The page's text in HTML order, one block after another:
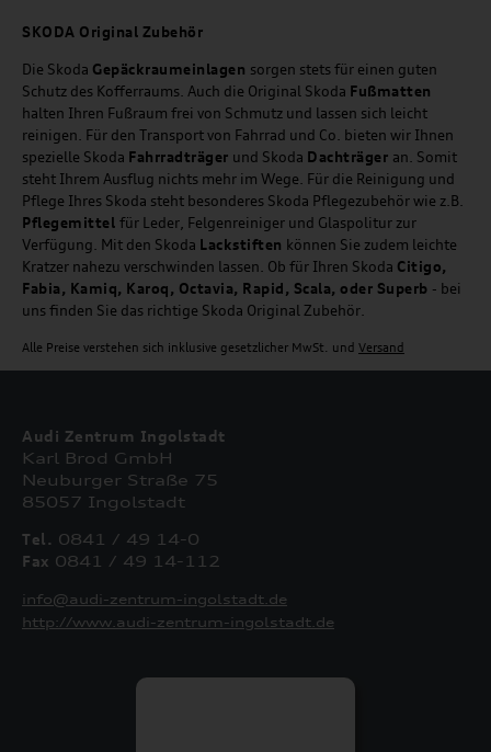
SKODA Original Zubehör
Die Skoda Gepäckraumeinlagen sorgen stets für einen guten
Schutz des Kofferraums. Auch die Original Skoda Fußmatten
halten Ihren Fußraum frei von Schmutz und lassen sich leicht
reinigen. Für den Transport von Fahrrad und Co. bieten wir Ihnen
spezielle Skoda Fahrradträger und Skoda Dachträger an. Somit
steht Ihrem Ausflug nichts mehr im Wege. Für die Reinigung und
Pflege Ihres Skoda steht besonderes Skoda Pflegezubehör wie z.B.
Pflegemittel für Leder, Felgenreiniger und Glaspolitur zur
Verfügung. Mit den Skoda Lackstiften können Sie zudem leichte
Kratzer nahezu verschwinden lassen. Ob für Ihren Skoda Citigo,
Fabia, Kamiq, Karoq, Octavia, Rapid, Scala, oder Superb - bei
uns finden Sie das richtige Skoda Original Zubehör.
Alle Preise verstehen sich inklusive gesetzlicher MwSt. und Versand
Audi Zentrum Ingolstadt
Karl Brod GmbH
Neuburger Straße 75
85057 Ingolstadt
Tel. 0841 / 49 14-0
Fax 0841 / 49 14-112
info@audi-zentrum-ingolstadt.de
http://www.audi-zentrum-ingolstadt.de